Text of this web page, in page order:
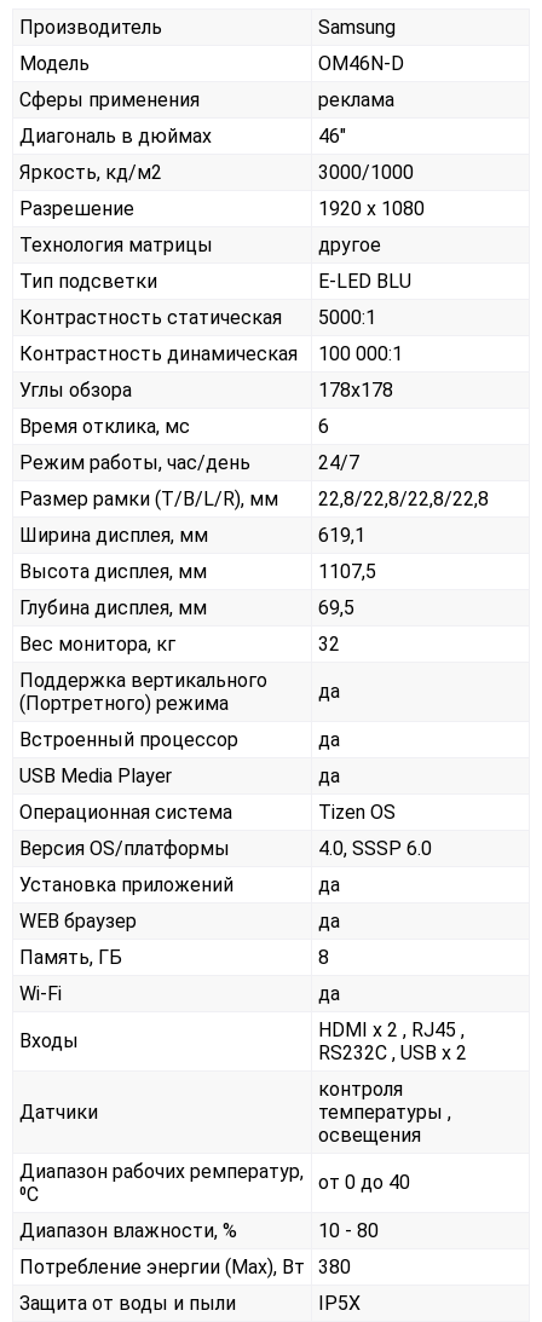
Производитель
Samsung
Модель
OM46N-D
Сферы применения
реклама
Диагональ в дюймах
46"
Яркость, кд/м2
3000/1000
Разрешение
1920 x 1080
Технология матрицы
другое
Тип подсветки
E-LED BLU
Контрастность статическая
5000:1
Контрастность динамическая
100 000:1
Углы обзора
178x178
Время отклика, мс
6
Режим работы, час/день
24/7
Размер рамки (T/B/L/R), мм
22,8/22,8/22,8/22,8
Ширина дисплея, мм
619,1
Высота дисплея, мм
1107,5
Глубина дисплея, мм
69,5
Вес монитора, кг
32
Поддержка вертикального
(Портретного) режима
да
Встроенный процессор
да
USB Media Player
да
Операционная система
Tizen OS
Версия OS/платформы
4.0, SSSP 6.0
Установка приложений
да
WEB браузер
да
Память, ГБ
8
Wi-Fi
да
Входы
HDMI x 2 , RJ45 ,
RS232С , USB x 2
Датчики
контроля
температуры ,
освещения
Диапазон рабочих ремператур,
⁰С
от 0 до 40
Диапазон влажности, %
10 - 80
Потребление энергии (Max), Вт
380
Защита от воды и пыли
IP5X